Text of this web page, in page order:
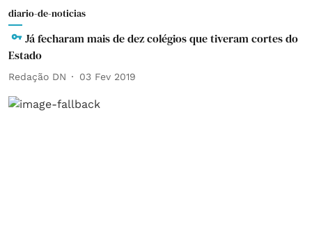
diario-de-noticias
Já fecharam mais de dez colégios que tiveram cortes do
Estado
Redação DN 03 Fev 2019